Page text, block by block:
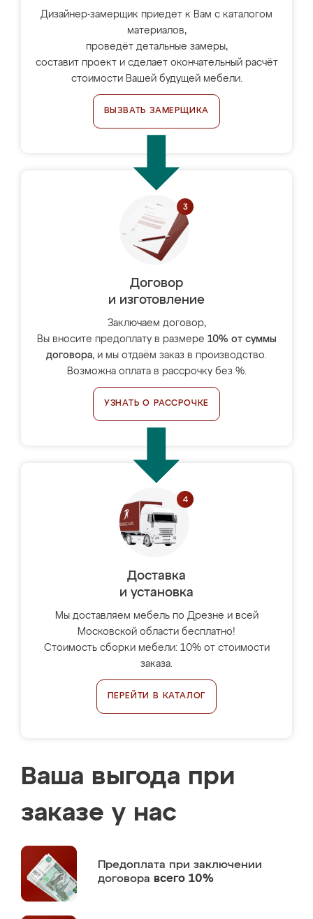
Дизайнер-замерщик приедет к Вам с каталогом
материалов,
проведёт детальные замеры,
составит проект и сделает окончательный расчёт
стоимости Вашей будущей мебели.
ВЫЗВАТЬ ЗАМЕРЩИКА
Договор
и изготовление
Заключаем договор,
Вы вносите предоплату в размере 10% от суммы
договора, и мы отдаём заказ в производство.
Возможна оплата в рассрочку без %.
УЗНАТЬ О РАССРОЧКЕ
Доставка
и установка
Мы доставляем мебель по Дрезне и всей
Московской области бесплатно!
Стоимость сборки мебели: 10% от стоимости
заказа.
ПЕРЕЙТИ В КАТАЛОГ
Ваша выгода при
заказе у нас
Предоплата при заключении
договора всего 10%